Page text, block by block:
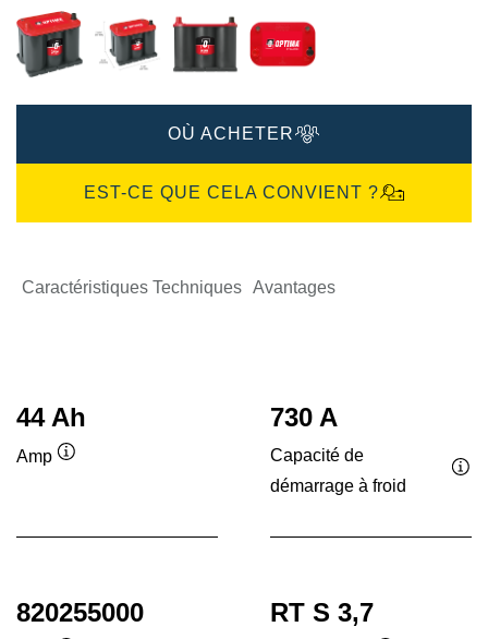
OÙ ACHETER
EST-CE QUE CELA CONVIENT ?
Caractéristiques Techniques Avantages
44 Ah
Amp
730 A
Capacité de
démarrage à froid
820255000 RT S 3,7